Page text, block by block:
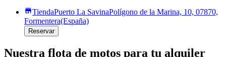
TiendaPuerto La SavinaPolígono de la Marina, 10, 07870,
Formentera(España)
Reservar
Nuestra flota de motos para tu alquiler